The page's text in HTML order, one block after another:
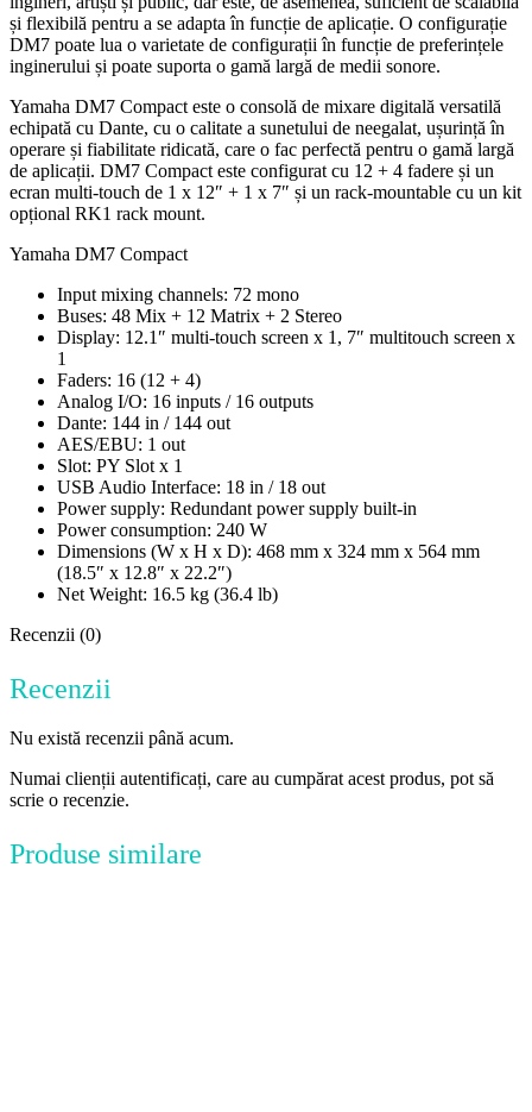
și flexibilă pentru a se adapta în funcție de aplicație. O configurație
DM7 poate lua o varietate de configurații în funcție de preferințele
inginerului și poate suporta o gamă largă de medii sonore.
Yamaha DM7 Compact este o consolă de mixare digitală versatilă
echipată cu Dante, cu o calitate a sunetului de neegalat, ușurință în
operare și fiabilitate ridicată, care o fac perfectă pentru o gamă largă
de aplicații. DM7 Compact este configurat cu 12 + 4 fadere și un
ecran multi-touch de 1 x 12″ + 1 x 7″ și un rack-mountable cu un kit
opțional RK1 rack mount.
Yamaha DM7 Compact
Input mixing channels: 72 mono
Buses: 48 Mix + 12 Matrix + 2 Stereo
Display: 12.1″ multi-touch screen x 1, 7″ multitouch screen x
1
Faders: 16 (12 + 4)
Analog I/O: 16 inputs / 16 outputs
Dante: 144 in / 144 out
AES/EBU: 1 out
Slot: PY Slot x 1
USB Audio Interface: 18 in / 18 out
Power supply: Redundant power supply built-in
Power consumption: 240 W
Dimensions (W x H x D): 468 mm x 324 mm x 564 mm
(18.5″ x 12.8″ x 22.2″)
Net Weight: 16.5 kg (36.4 lb)
Recenzii (0)
Recenzii
Nu există recenzii până acum.
Numai clienții autentificați, care au cumpărat acest produs, pot să
scrie o recenzie.
Produse similare